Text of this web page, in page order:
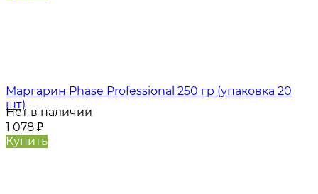
Маргарин Phase Professional 250 гр (упаковка 20
шт)
Нет в наличии
1 078 ₽
Купить